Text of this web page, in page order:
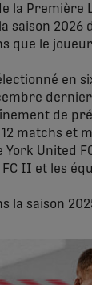
la Première
saison 2026
que le
en
de
matchs et
United
II et les
saison